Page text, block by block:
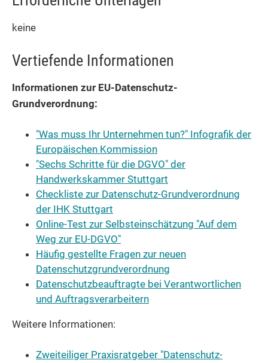
keine
Vertiefende Informationen
Informationen zur EU-Datenschutz-
Grundverordnung:
"Was muss Ihr Unternehmen tun?" Infografik der
Europäischen Kommission
"Sechs Schritte für die DGVO" der
Handwerkskammer Stuttgart
Checkliste zur Datenschutz-Grundverordnung
der IHK Stuttgart
Online-Test zur Selbsteinschätzung "Auf dem
Weg zur EU-DGVO"
Häufig gestellte Fragen zur neuen
Datenschutzgrundverordnung
Datenschutzbeauftragte bei Verantwortlichen
und Auftragsverarbeitern
Weitere Informationen:
Zweiteiliger Praxisratgeber "Datenschutz-